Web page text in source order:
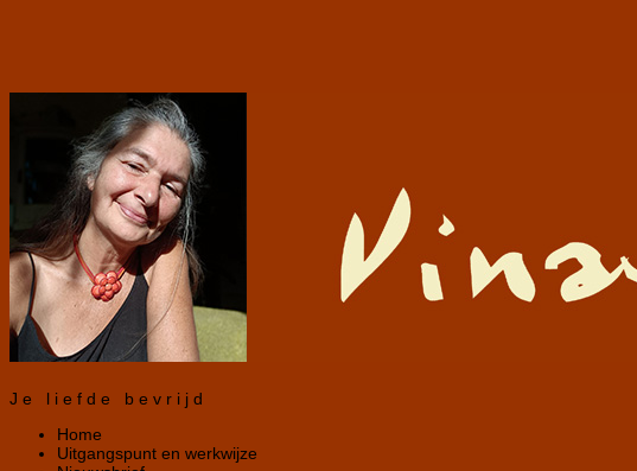
Je liefde bevrijd
Home
Uitgangspunt en werkwijze